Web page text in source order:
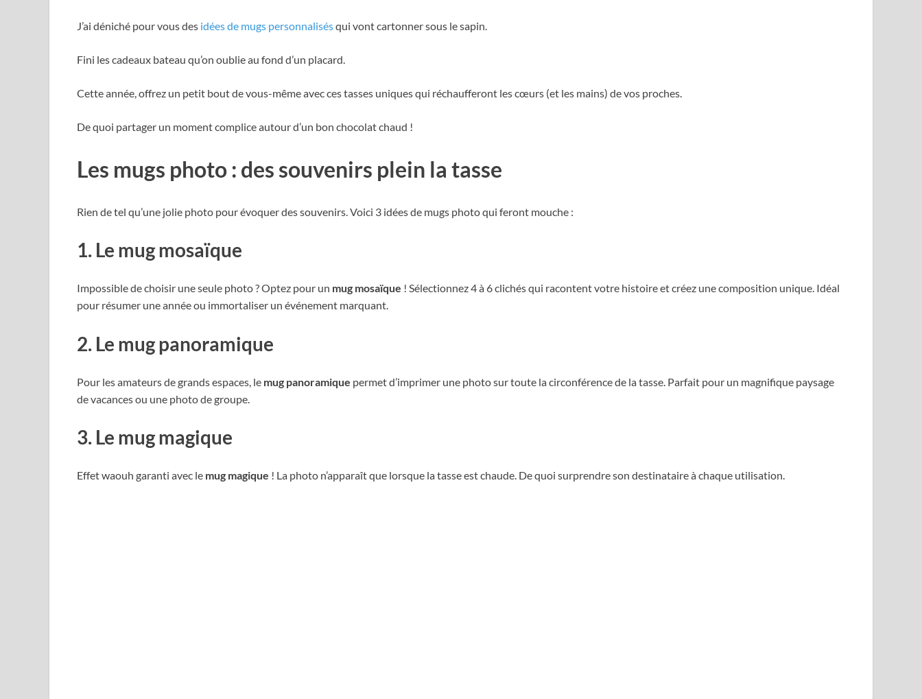
J’ai déniché pour vous des idées de mugs personnalisésqui vont cartonner sous le sapin.
Fini les cadeaux bateau qu’on oublie au fond d’un placard.
Cette année, offrez un petit bout de vous-même avec ces tasses uniques qui réchaufferont les cœurs (et les mains) de vos proches.
De quoi partager un moment complice autour d’un bon chocolat chaud !
Les mugs photo : des souvenirs plein la tasse
Rien de tel qu’une jolie photo pour évoquer des souvenirs. Voici 3 idées de mugs photo qui feront mouche :
1. Le mug mosaïque
Impossible de choisir une seule photo ? Optez pour un mug mosaïque ! Sélectionnez 4 à 6 clichés qui racontent votre histoire et créez une composition unique. Idéal
pour résumer une année ou immortaliser un événement marquant.
2. Le mug panoramique
Pour les amateurs de grands espaces, le mug panoramique permet d’imprimer une photo sur toute la circonférence de la tasse. Parfait pour un magnifique paysage
de vacances ou une photo de groupe.
3. Le mug magique
Effet waouh garanti avec le mug magique ! La photo n’apparaît que lorsque la tasse est chaude. De quoi surprendre son destinataire à chaque utilisation.